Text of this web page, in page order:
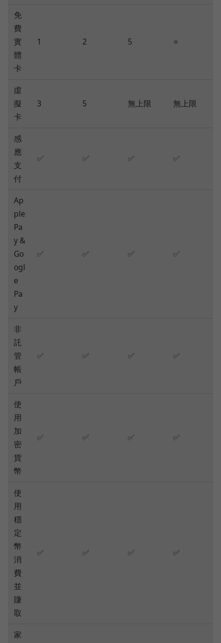
免
費
實
體
卡
1 2 5 ⭐
虛
擬
卡
3 5 無上限 無上限
感
應
支
付
✅ ✅ ✅ ✅
Ap
ple
Pa
y &
Go
ogl
e
Pa
y
✅ ✅ ✅ ✅
非
託
管
帳
戶
✅ ✅ ✅ ✅
使
用
加
密
貨
幣
✅ ✅ ✅ ✅
使
用
穩
定
幣
消
費
並
賺
取
✅ ✅ ✅ ✅
家